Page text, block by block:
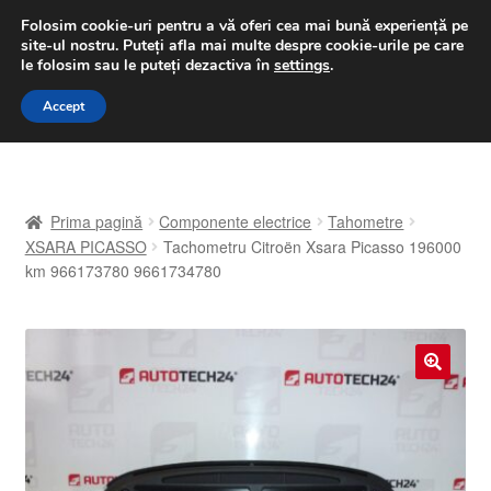
LIVRARE de la 33 lei
luni-vineri 9 a.m. - 4 p.m.031 229 6816
Sari
Sari
A lua legatura
Finalizare comandă
Prima pagină Componente electrice
Tahometre
XSARA PICASSO
Tachometru Citroën Xsara Picasso 196000
km 966173780 9661734780
Folosim cookie-uri pentru a vă oferi cea mai bună experiență pe
site-ul nostru. Puteți afla mai multe despre cookie-urile pe care
le folosim sau le puteți dezactiva în settings.
Accept